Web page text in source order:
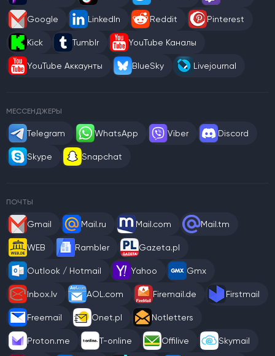
Google LinkedIn Reddit Pinterest
Kick Tumblr YouTube Каналы
YouTube Аккаунты BlueSky Livejournal
МЕССЕНДЖЕРЫ
Telegram WhatsApp Viber Discord
Skype Snapchat
ПОЧТЫ
Gmail Mail.ru Mail.com Mail.tm
WEB Rambler Gazeta.pl
Outlook / Hotmail Yahoo Gmx
Inbox.lv AOL.com Firemail.de Firstmail
Freemail Onet.pl Notletters
Proton.me T-online Offilive Skymail